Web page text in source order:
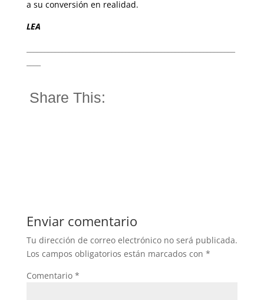
a su conversión en realidad.
LEA
Share This:
Enviar comentario
Tu dirección de correo electrónico no será publicada.
Los campos obligatorios están marcados con *
Comentario *